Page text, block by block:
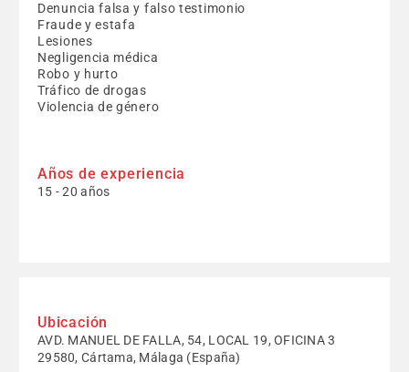
Denuncia falsa y falso testimonio
Fraude y estafa
Lesiones
Negligencia médica
Robo y hurto
Tráfico de drogas
Violencia de género
Años de experiencia
15 - 20 años
Ubicación
AVD. MANUEL DE FALLA, 54, LOCAL 19, OFICINA 3
29580, Cártama, Málaga (España)